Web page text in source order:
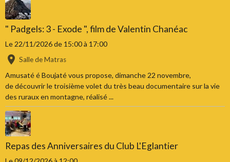
" Padgels: 3 - Exode ", film de Valentin Chanéac
Le 22/11/2026de 15:00à 17:00
Salle de Matras
Amusaté é Boujaté vous propose, dimanche 22 novembre,
de découvrir le troisième volet du très beau documentaire sur la vie
des ruraux en montagne, réalisé ...
Repas des Anniversaires du Club L'Eglantier